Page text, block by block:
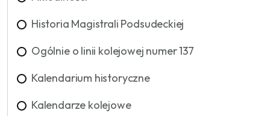
Historia Magistrali Podsudeckiej
Ogólnie o linii kolejowej numer 137
Kalendarium historyczne
Kalendarze kolejowe